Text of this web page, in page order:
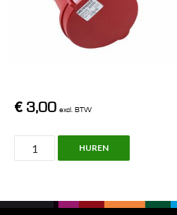
€ 3,00 excl. BTW
343,
32A
63A,
HUREN